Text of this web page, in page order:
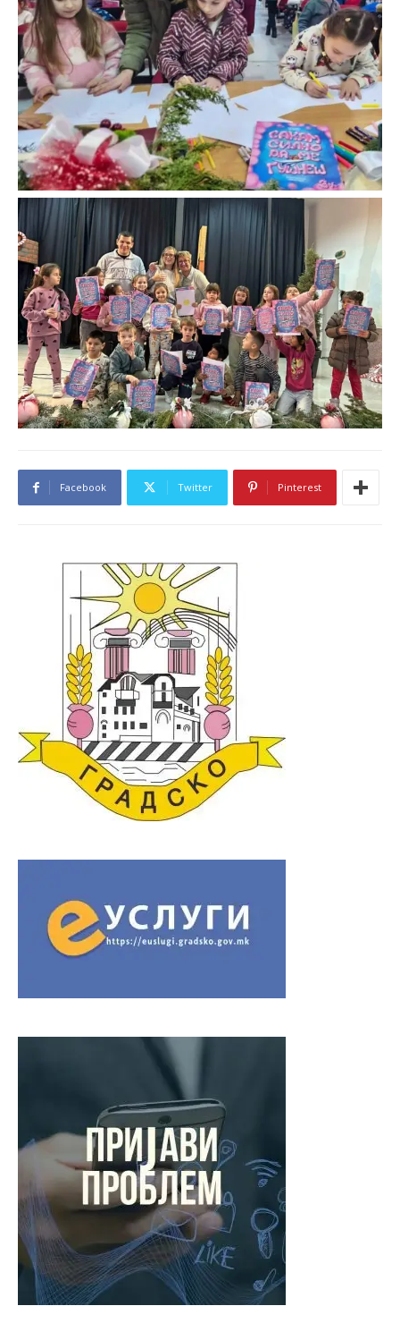
Facebook Twitter Pinterest